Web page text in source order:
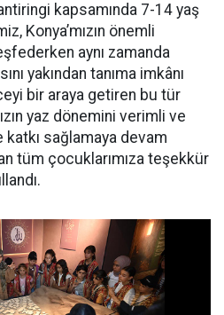
kapsamında 7-14 yaş
Konya’mızın önemli
aynı zamanda
yakından tanıma imkânı
bir araya getiren bu tür
yaz dönemini verimli ve
sağlamaya devam
tüm çocuklarımıza teşekkür